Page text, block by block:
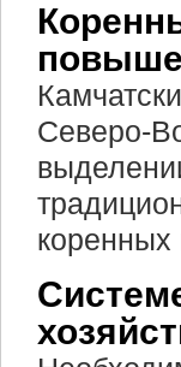
Северо-
коренных